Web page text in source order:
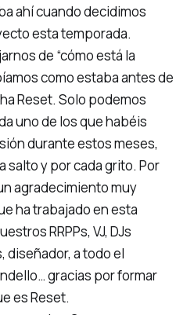
ahí cuando decidimos
esta temporada.
de “cómo está la
como estaba antes de
Reset. Solo podemos
uno de los que habéis
durante estos meses,
salto y por cada grito. Por
agradecimiento muy
ha trabajado en esta
RRPPs, VJ, DJs
a todo el
gracias por formar
es Reset.